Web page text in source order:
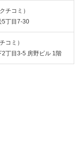
チコミ）
5丁目7-30
コミ）
丁目3-5 房野ビル 1階